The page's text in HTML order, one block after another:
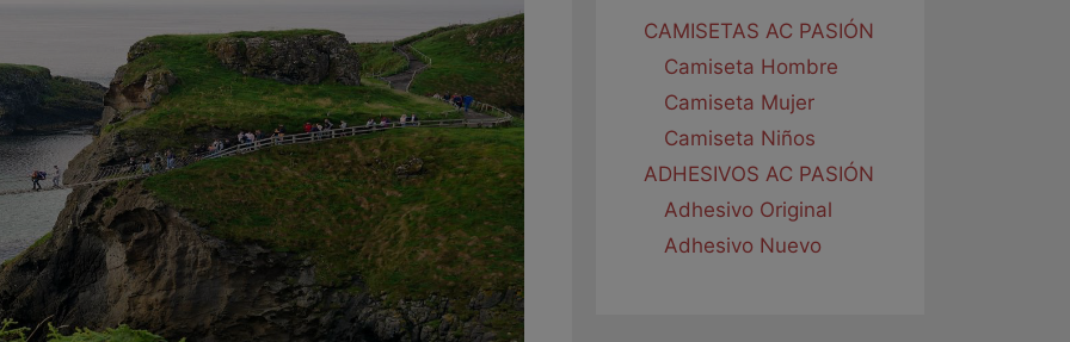
CAMISETAS AC PASIÓN
Camiseta Hombre
Camiseta Mujer
Camiseta Niños
ADHESIVOS AC PASIÓN
Adhesivo Original
Adhesivo Nuevo